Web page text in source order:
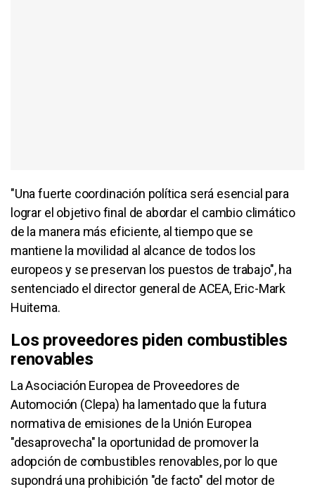
"Una fuerte coordinación política será esencial para
lograr el objetivo final de abordar el cambio climático
de la manera más eficiente, al tiempo que se
mantiene la movilidad al alcance de todos los
europeos y se preservan los puestos de trabajo", ha
sentenciado el director general de ACEA, Eric-Mark
Huitema.
Los proveedores piden combustibles
renovables
La Asociación Europea de Proveedores de
Automoción (Clepa) ha lamentado que la futura
normativa de emisiones de la Unión Europea
"desaprovecha" la oportunidad de promover la
adopción de combustibles renovables, por lo que
supondrá una prohibición "de facto" del motor de